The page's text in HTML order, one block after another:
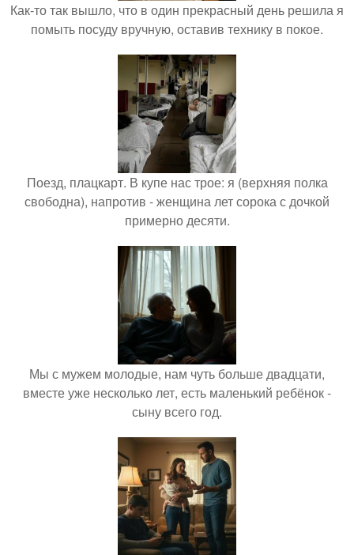
Как-то так вышло, что в один прекрасный день решила я
помыть посуду вручную, оставив технику в покое.
Поезд, плацкарт. В купе нас трое: я (верхняя полка
свободна), напротив - женщина лет сорока с дочкой
примерно десяти.
Мы с мужем молодые, нам чуть больше двадцати,
вместе уже несколько лет, есть маленький ребёнок -
сыну всего год.